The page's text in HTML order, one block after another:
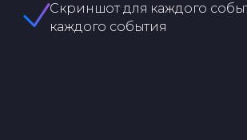
Скриншот для каждого
каждого события